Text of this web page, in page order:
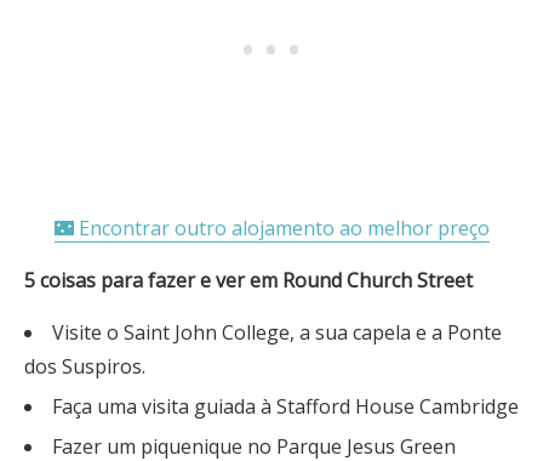
🌃 Encontrar outro alojamento ao melhor preço
5 coisas para fazer e ver em Round Church Street
Visite o Saint John College, a sua capela e a Ponte
dos Suspiros.
Faça uma visita guiada à Stafford House Cambridge
Fazer um piquenique no Parque Jesus Green